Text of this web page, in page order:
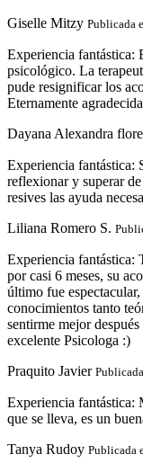
Giselle Mitzy Publicada
Experiencia fantástica:
psicológico. La
pude resignificar los
Eternamente
Dayana Alexandra
Experiencia fantástica:
reflexionar y superar
resives las ayuda
Liliana Romero S.
Experiencia fantástica:
por casi 6 meses, su
último fue
conocimientos tanto
sentirme mejor
excelente Psicologa :)
Praquito Javier
Experiencia fantástica:
que se lleva, es un
Tanya Rudoy Publicada